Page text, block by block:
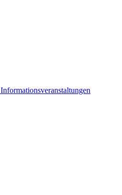
Informationsveranstaltungen